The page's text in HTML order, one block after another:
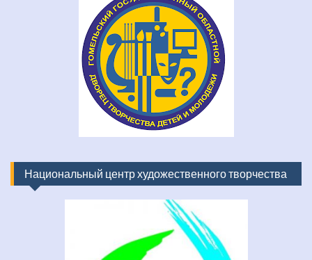
Национальный центр художественного творчества